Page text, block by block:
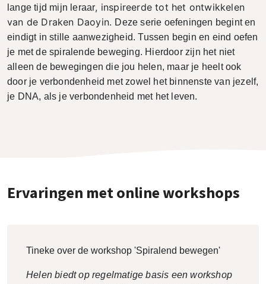
lange tijd mijn leraar, inspireerde tot het ontwikkelen
van de Draken Daoyin. Deze serie oefeningen begint en
eindigt in stille aanwezigheid. Tussen begin en eind oefen
je met de spiralende beweging. Hierdoor zijn het niet
alleen de bewegingen die jou helen, maar je heelt ook
door je verbondenheid met zowel het binnenste van jezelf,
je DNA, als je verbondenheid met het leven.
Ervaringen met online workshops
Tineke over de workshop 'Spiralend bewegen'
Helen biedt op regelmatige basis een workshop